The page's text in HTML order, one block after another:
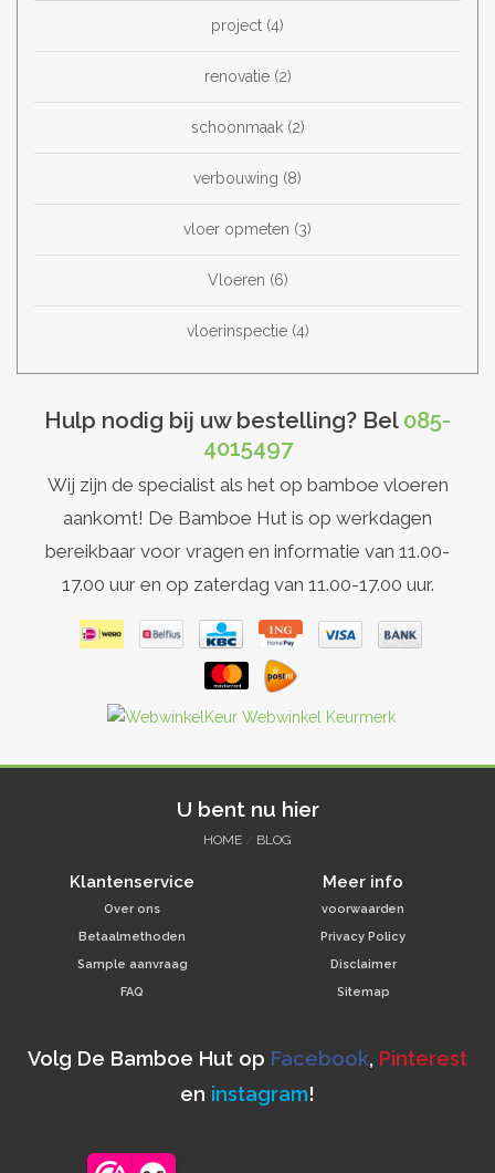
project (4)
renovatie (2)
schoonmaak (2)
verbouwing (8)
vloer opmeten (3)
Vloeren (6)
vloerinspectie (4)
Hulp nodig bij uw bestelling? Bel 085-
4015497
Wij zijn de specialist als het op bamboe vloeren
aankomt! De Bamboe Hut is op werkdagen
bereikbaar voor vragen en informatie van 11.00-
17.00 uur en op zaterdag van 11.00-17.00 uur.
U bent nu hier
HOME BLOG
Klantenservice
Over ons
Betaalmethoden
Sample aanvraag
FAQ
Meer info
voorwaarden
Privacy Policy
Disclaimer
Sitemap
Volg De Bamboe Hut op Facebook, Pinterest
en instagram!